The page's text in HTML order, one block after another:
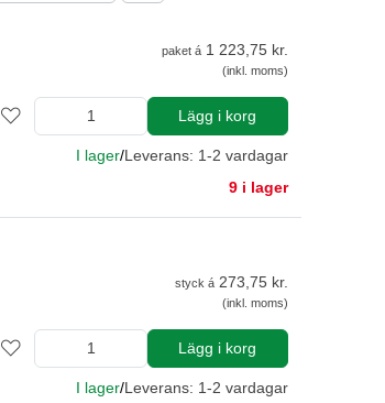
paket á 1 223,75 kr.
(inkl. moms)
Lägg i korg
I lager/Leverans: 1-2 vardagar
9 i lager
styck á 273,75 kr.
(inkl. moms)
Lägg i korg
I lager/Leverans: 1-2 vardagar